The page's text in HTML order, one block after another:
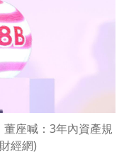
座喊：3年內資產規
經網)